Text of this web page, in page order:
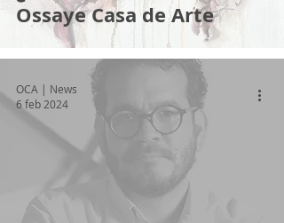
Ossaye Casa de Arte
OCA | News
6 feb 2024